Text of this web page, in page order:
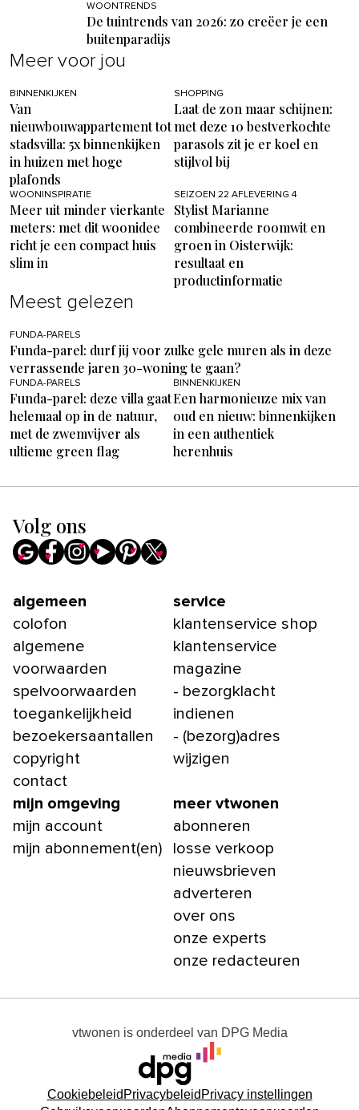
WOONTRENDS
De tuintrends van 2026: zo creëer je een
buitenparadijs
Meer voor jou
BINNENKIJKEN
Van
nieuwbouwappartement tot
stadsvilla: 5x binnenkijken
in huizen met hoge
plafonds
SHOPPING
Laat de zon maar schijnen:
met deze 10 bestverkochte
parasols zit je er koel en
stijlvol bij
WOONINSPIRATIE
Meer uit minder vierkante
meters: met dit woonidee
richt je een compact huis
slim in
SEIZOEN 22 AFLEVERING 4
Stylist Marianne
combineerde roomwit en
groen in Oisterwijk:
resultaat en
productinformatie
Meest gelezen
FUNDA-PARELS
Funda-parel: durf jij voor zulke gele muren als in deze
verrassende jaren 30-woning te gaan?
FUNDA-PARELS
Funda-parel: deze villa gaat
helemaal op in de natuur,
met de zwemvijver als
ultieme green flag
BINNENKIJKEN
Een harmonieuze mix van
oud en nieuw: binnenkijken
in een authentiek
herenhuis
Volg ons
algemeen
colofon
algemene
voorwaarden
spelvoorwaarden
toegankelijkheid
bezoekersaantallen
copyright
contact
service
klantenservice shop
klantenservice
magazine
- bezorgklacht
indienen
- (bezorg)adres
wijzigen
mijn omgeving
mijn account
mijn abonnement(en)
meer vtwonen
abonneren
losse verkoop
nieuwsbrieven
adverteren
over ons
onze experts
onze redacteuren
vtwonen is onderdeel van DPG Media
Cookiebeleid Privacybeleid Privacy instellingen